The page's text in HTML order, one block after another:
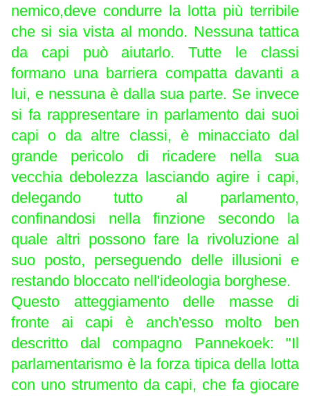
nemico,deve condurre la lotta più terribile
che si sia vista al mondo. Nessuna tattica
da capi può aiutarlo. Tutte le classi
formano una barriera compatta davanti a
lui, e nessuna è dalla sua parte. Se invece
si fa rappresentare in parlamento dai suoi
capi o da altre classi, è minacciato dal
grande pericolo di ricadere nella sua
vecchia debolezza lasciando agire i capi,
delegando tutto al parlamento,
confinandosi nella finzione secondo la
quale altri possono fare la rivoluzione al
suo posto, perseguendo delle illusioni e
restando bloccato nell'ideologia borghese.
Questo atteggiamento delle masse di
fronte ai capi è anch'esso molto ben
descritto dal compagno Pannekoek: "Il
parlamentarismo è la forza tipica della lotta
con uno strumento da capi, che fa giocare